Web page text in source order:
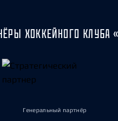
ХОККЕЙНОГО КЛУБА
Генеральный партнёр